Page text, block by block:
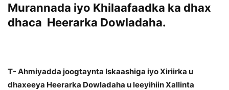
Murannada iyo Khilaafaadka ka dhax
dhaca Heerarka Dowladaha.
T- Ahmiyadda joogtaynta Iskaashiga iyo Xiriirka u
dhaxeeya Heerarka Dowladaha u leeyihiin Xallinta